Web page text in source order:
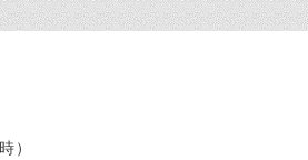
）